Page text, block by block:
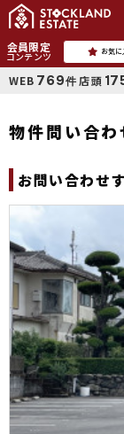
会員限定
コンテンツ お気に
WEB 769件 店頭
物件問い合わ
お問い合わせ